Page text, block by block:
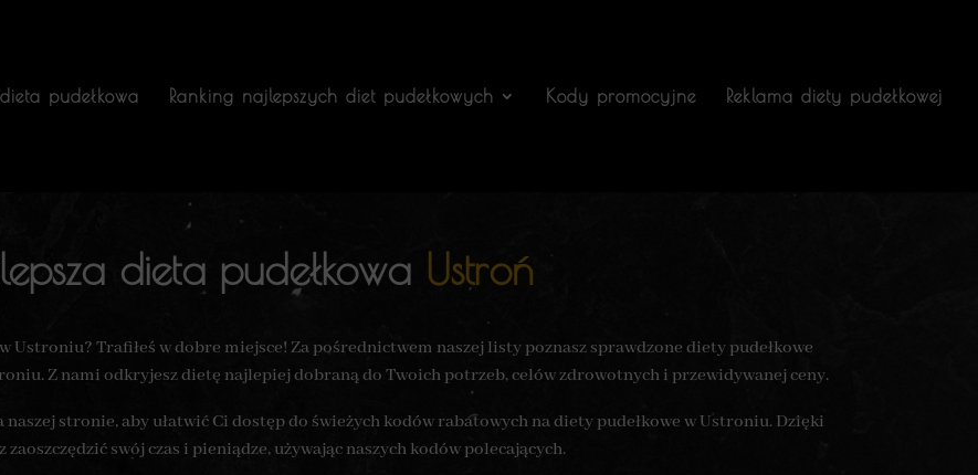
pudełkowa Ranking najlepszych diet pudełkowych Kody promocyjne Reklama diety pudełkowej
dieta pudełkowa Ustroń
Ustroniu? Trafiłeś w dobre miejsce! Za pośrednictwem naszej listy poznasz sprawdzone diety pudełkowe
Z nami odkryjesz dietę najlepiej dobraną do Twoich potrzeb, celów zdrowotnych i przewidywanej ceny.
stronie, aby ułatwić Ci dostęp do świeżych kodów rabatowych na diety pudełkowe w Ustroniu. Dzięki
zaoszczędzić swój czas i pieniądze, używając naszych kodów polecających.